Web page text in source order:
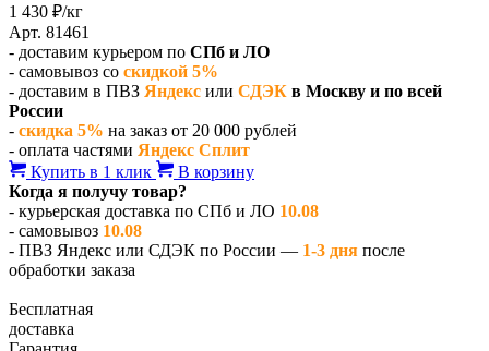
1 430 ₽/кг
Арт. 81461
- доставим курьером по СПб и ЛО
- самовывоз со скидкой 5%
- доставим в ПВЗ Яндекс или СДЭК в Москву и по всей
России
- скидка 5% на заказ от 20 000 рублей
- оплата частями Яндекс Сплит
Купить в 1 клик
В корзину
Когда я получу товар?
- курьерская доставка по СПб и ЛО 10.08
- самовывоз 10.08
- ПВЗ Яндекс или СДЭК по России — 1-3 дня после
обработки заказа
Бесплатная
доставка